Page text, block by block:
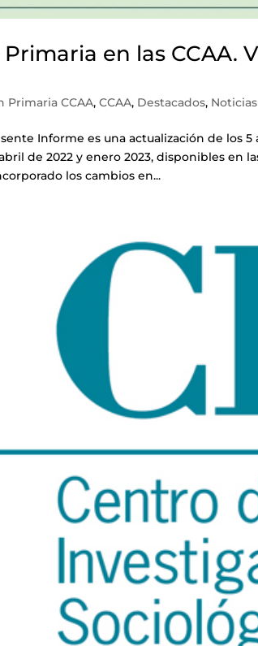
en las CCAA.
Primaria CCAA,CCAA, Destacados, Noticias
Informe es una actualización de los
de 2022 y enero 2023, disponibles en
los cambios en...